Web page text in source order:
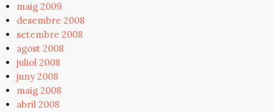
maig 2009
desembre 2008
setembre 2008
agost 2008
juliol 2008
juny 2008
maig 2008
abril 2008